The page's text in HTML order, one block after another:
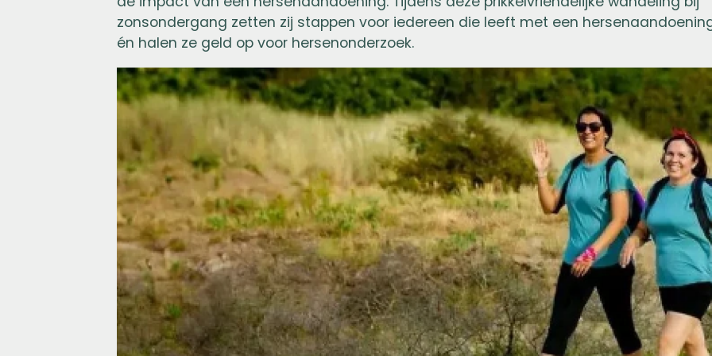
zonsondergang zetten zij stappen voor iedereen die leeft met een
én halen ze geld op voor hersenonderzoek.